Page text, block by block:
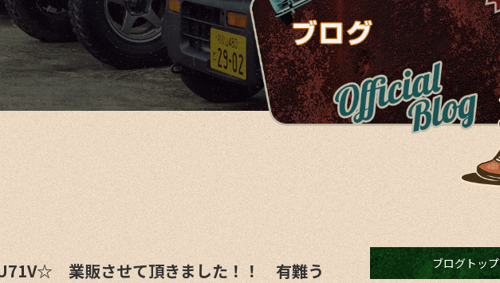
業販させて頂きました！！ 有難う
ブログトップ